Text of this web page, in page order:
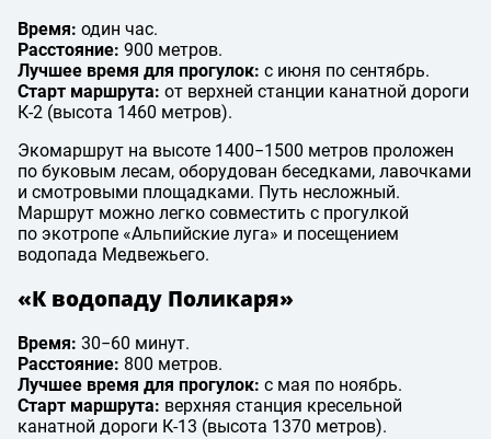
Время: один час.
Расстояние: 900 метров.
Лучшее время для прогулок: с июня по сентябрь.
Старт маршрута: от верхней станции канатной дороги
К-2 (высота 1460 метров).
Экомаршрут на высоте 1400−1500 метров проложен
по буковым лесам, оборудован беседками, лавочками
и смотровыми площадками. Путь несложный.
Маршрут можно легко совместить с прогулкой
по экотропе «Альпийские луга» и посещением
водопада Медвежьего.
«К водопаду Поликаря»
Время: 30−60 минут.
Расстояние: 800 метров.
Лучшее время для прогулок: с мая по ноябрь.
Старт маршрута: верхняя станция кресельной
канатной дороги К-13 (высота 1370 метров).